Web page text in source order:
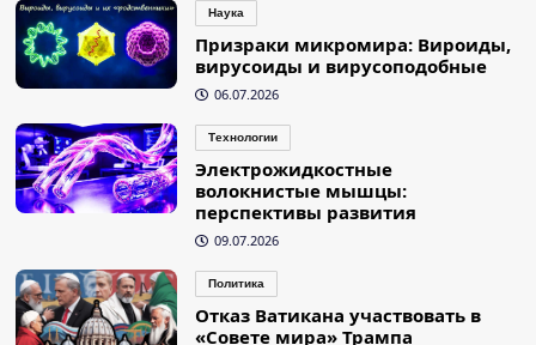
Наука
Призраки микромира: Вироиды,
вирусоиды и вирусоподобные
06.07.2026
Технологии
Электрожидкостные
волокнистые мышцы:
перспективы развития
09.07.2026
Политика
Отказ Ватикана участвовать в
«Совете мира» Трампа